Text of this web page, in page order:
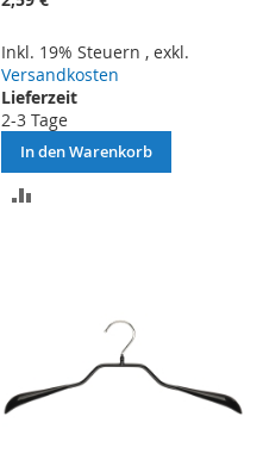
Inkl. 19% Steuern ,exkl.
Versandkosten
Lieferzeit
2-3 Tage
In den Warenkorb